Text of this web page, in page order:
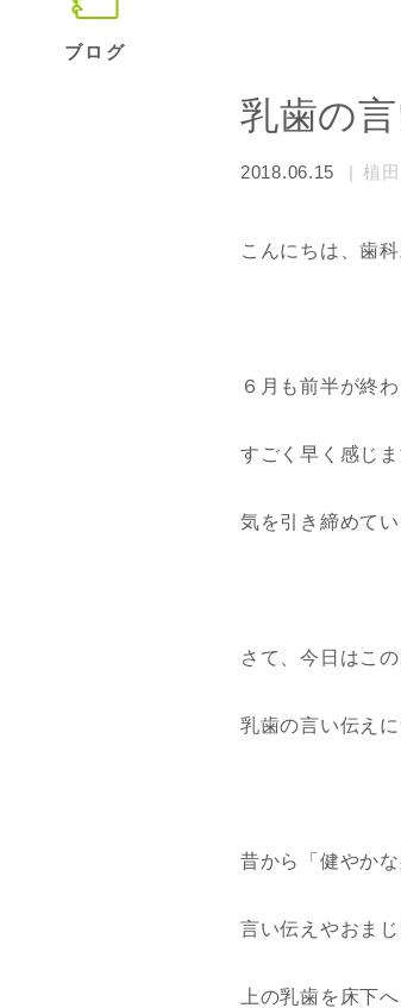
ブログ
乳歯の言
2018.06.15 植
こんにちは、歯
６月も前半が終
すごく早く感じ
気を引き締めて
さて、今日はこ
乳歯の言い伝え
昔から「健やか
言い伝えやおま
上の乳歯を床下